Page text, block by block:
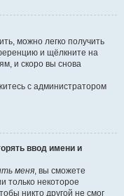
можно легко получить
и щёлкните на
и скоро вы снова
с администратором
ввод имени и
меня, вы сможете
только некоторое
никто другой не смог